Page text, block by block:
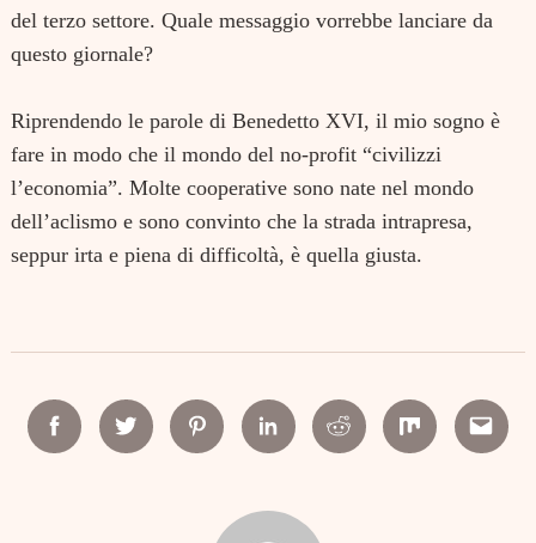
del terzo settore. Quale messaggio vorrebbe lanciare da
questo giornale?
Riprendendo le parole di Benedetto XVI, il mio sogno è
fare in modo che il mondo del no-profit “civilizzi
l’economia”. Molte cooperative sono nate nel mondo
dell’aclismo e sono convinto che la strada intrapresa,
seppur irta e piena di difficoltà, è quella giusta.
FacebookTwitter PinterestLinkedinReddit Mix Email